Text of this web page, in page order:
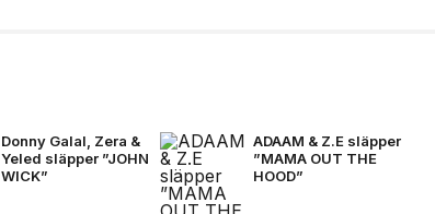
Donny Galal, Zera &
Yeled släpper ”JOHN
WICK”
ADAAM & Z.E släpper
”MAMA OUT THE
HOOD”